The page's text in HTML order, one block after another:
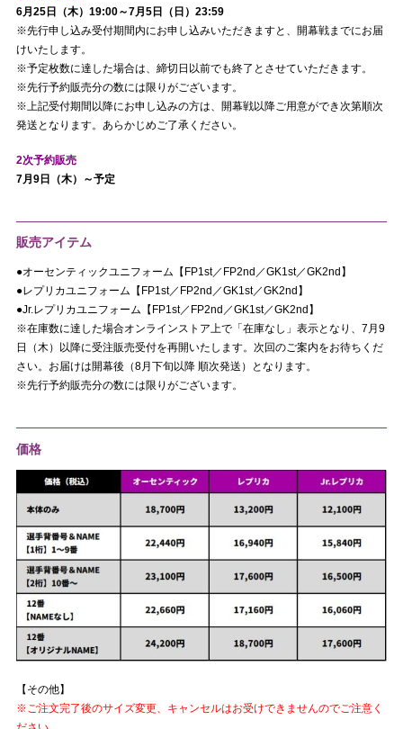
6月25日（木）19:00～7月5日（日）23:59
※先行申し込み受付期間内にお申し込みいただきますと、開幕戦までにお届
けいたします。
※予定枚数に達した場合は、締切日以前でも終了とさせていただきます。
※先行予約販売分の数には限りがございます。
※上記受付期間以降にお申し込みの方は、開幕戦以降ご用意ができ次第順次
発送となります。あらかじめご了承ください。
2次予約販売
7月9日（木）～予定
販売アイテム
●オーセンティックユニフォーム【FP1st／FP2nd／GK1st／GK2nd】
●レプリカユニフォーム【FP1st／FP2nd／GK1st／GK2nd】
●Jr.レプリカユニフォーム【FP1st／FP2nd／GK1st／GK2nd】
※在庫数に達した場合オンラインストア上で「在庫なし」表示となり、7月9
日（木）以降に受注販売受付を再開いたします。次回のご案内をお待ちくだ
さい。お届けは開幕後（8月下旬以降 順次発送）となります。
※先行予約販売分の数には限りがございます。
価格
【その他】
※ご注文完了後のサイズ変更、キャンセルはお受けできませんのでご注意く